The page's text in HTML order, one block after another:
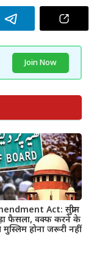
Join Now
Act: सुप्रीम
फैसला, वक्फ करने के
होना जरूरी नहीं